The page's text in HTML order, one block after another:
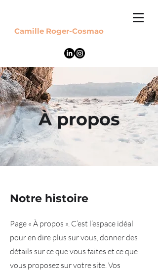
Camille Roger-Cosmao
À propos
Notre histoire
Page « À propos ». C’est l’espace idéal
pour en dire plus sur vous, donner des
détails sur ce que vous faites et ce que
vous proposez sur votre site. Vos